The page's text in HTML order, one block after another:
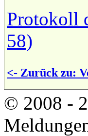
Protokoll
58)
<- Zurück zu:
© 2008 -